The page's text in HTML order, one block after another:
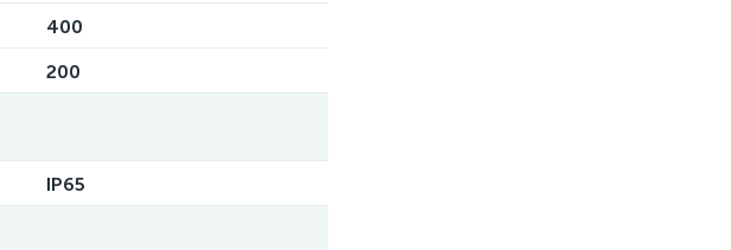
400
200
IP65